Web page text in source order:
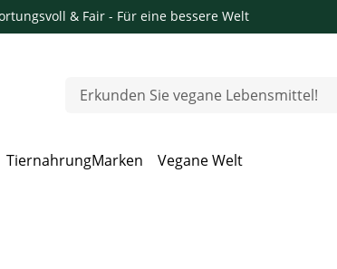
& Fair - Für eine bessere Welt
TiernahrungMarken
Vegane Welt